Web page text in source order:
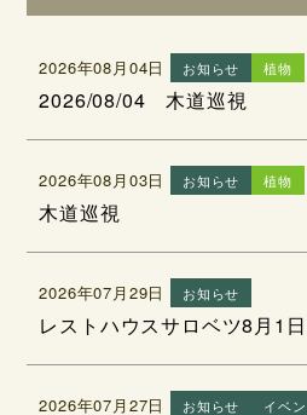
2026年08月04日 お知らせ 植物
2026/08/04 木道巡視
2026年08月03日 お知らせ 植物
木道巡視
2026年07月29日 お知らせ
レストハウスサロベツ8月1
2026年07月27日 お知らせ イベ